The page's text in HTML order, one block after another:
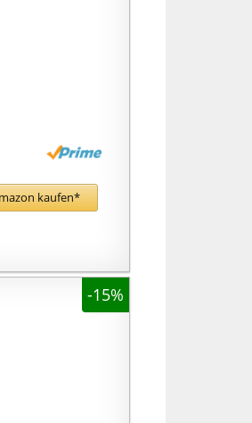
kaufen*
-15%